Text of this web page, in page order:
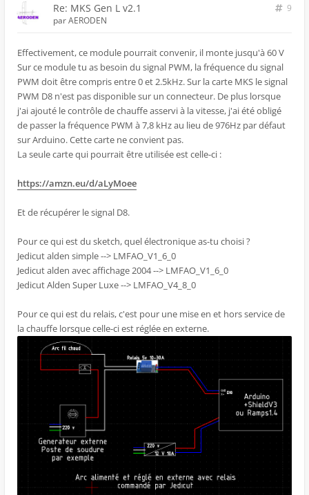
Re: MKS Gen L v2.1
9
parAERODEN
Effectivement, ce module pourrait convenir, il monte jusqu'à 60 V
Sur ce module tu as besoin du signal PWM, la fréquence du signal
PWM doit être compris entre 0 et 2.5kHz. Sur la carte MKS le signal
PWM D8 n'est pas disponible sur un connecteur. De plus lorsque
j'ai ajouté le contrôle de chauffe asservi à la vitesse, j'ai été obligé
de passer la fréquence PWM à 7,8 kHz au lieu de 976Hz par défaut
sur Arduino. Cette carte ne convient pas.
La seule carte qui pourrait être utilisée est celle-ci :
https://amzn.eu/d/aLyMoee
Et de récupérer le signal D8.
Pour ce qui est du sketch, quel électronique as-tu choisi ?
Jedicut alden simple --> LMFAO_V1_6_0
Jedicut alden avec affichage 2004 --> LMFAO_V1_6_0
Jedicut Alden Super Luxe --> LMFAO_V4_8_0
Pour ce qui est du relais, c'est pour une mise en et hors service de
la chauffe lorsque celle-ci est réglée en externe.